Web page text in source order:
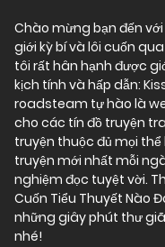
Chào mừng bạn đến với
giới kỳ bí và lôi cuốn
tôi rất hân hạnh được
kịch tính và hấp dẫn:
roadsteam tự hào là
cho các tín đồ truyện
truyện thuộc đủ mọi
truyện mới nhất mỗi
nghiệm đọc tuyệt vời.
Cuốn Tiểu Thuyết Nào
những giây phút thư
nhé!